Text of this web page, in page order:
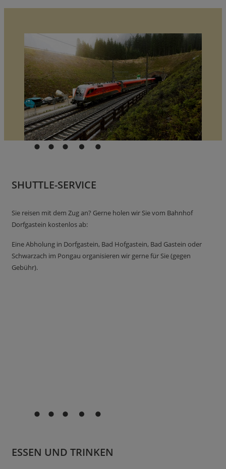
SHUTTLE-SERVICE
Sie reisen mit dem Zug an? Gerne holen wir Sie vom Bahnhof
Dorfgastein kostenlos ab:
Eine Abholung in Dorfgastein, Bad Hofgastein, Bad Gastein oder
Schwarzach im Pongau organisieren wir gerne für Sie (gegen
Gebühr).
ESSEN UND TRINKEN